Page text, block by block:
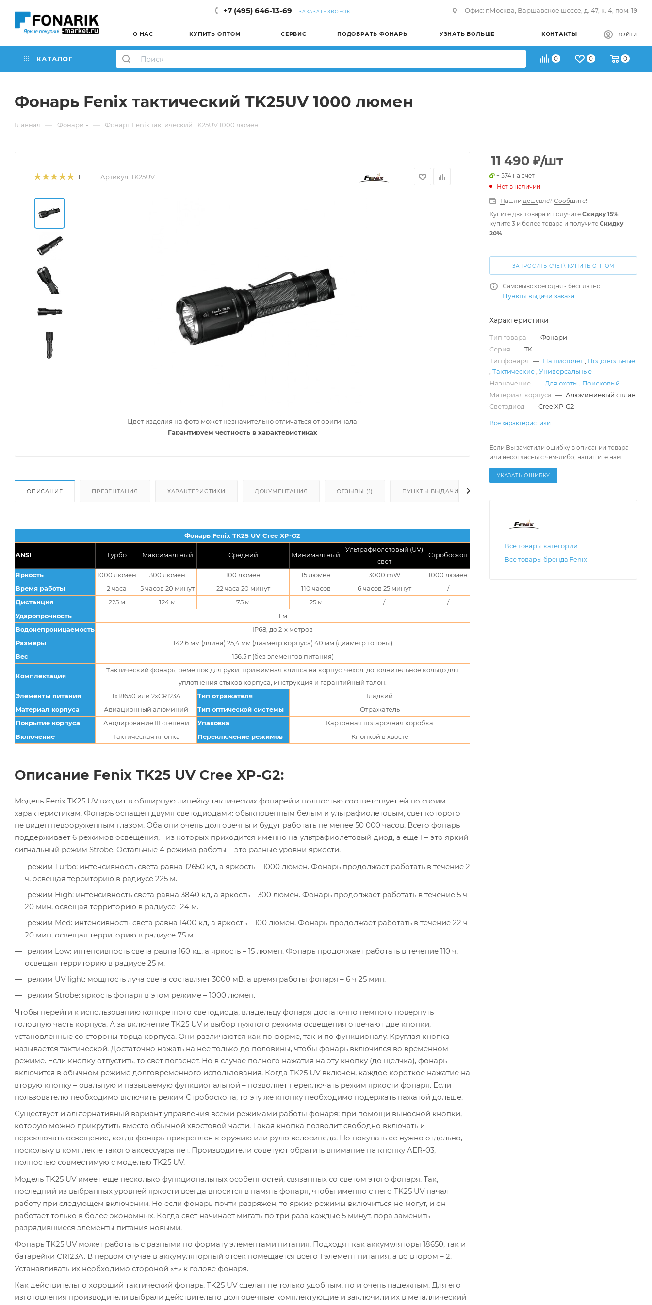
+7 (495) 646-13-69 ЗАКАЗАТЬ ЗВОНОК Офис: г.Москва, Варшавское шоссе, д. 47, к. 4, пом. 19
О НАС КУПИТЬ ОПТОМ СЕРВИС ПОДОБРАТЬ ФОНАРЬ УЗНАТЬ БОЛЬШЕ КОНТАКТЫ ВОЙТИ
КАТАЛОГ 0 0 0
Фонарь Fenix тактический TK25UV 1000 люмен
Главная — Фонари — Фонарь Fenix тактический TK25UV 1000 люмен
1 Артикул: TK25UV
Цвет изделия на фото может незначительно отличаться от оригинала
Гарантируем честность в характеристиках
ОПИСАНИЕ ПРЕЗЕНТАЦИЯ ХАРАКТЕРИСТИКИ ДОКУМЕНТАЦИЯ ОТЗЫВЫ (1) ПУНКТЫ ВЫДАЧИ ЗАКАЗА
Фонарь Fenix TK25 UV Cree XP-G2
ANSI Турбо Максимальный Средний Минимальный
Ультрафиолетовый (UV)
свет
Стробоскоп
Яркость 1000 люмен 300 люмен 100 люмен 15 люмен 3000 mW
1000 люмен
Время работы
2 часа 5 часов 20 минут 22 часа 20 минут 110 часов 6 часов 25 минут
/
Дистанция
225 м 124 м 75 м 25 м /
/
Ударопрочность
1 м
Водонепроницаемость
IP68, до 2-х метров
Размеры
142.6 мм (длина) 25,4 мм (диаметр корпуса) 40 мм (диаметр головы)
Вес
156.5 г (без элементов питания)
Комплектация
Тактический фонарь, ремешок для руки, прижимная клипса на корпус, чехол, дополнительное кольцо для
уплотнения стыков корпуса, инструкция и гарантийный талон.
Элементы питания
1x18650 или 2xCR123A Тип отражателя
Гладкий
Материал корпуса
Авиационный алюминий Тип оптической системы
Отражатель
Покрытие корпуса
Анодирование III степени Упаковка
Картонная подарочная коробка
Включение
Тактическая кнопка Переключение режимов Кнопкой в хвосте
Описание Fenix TK25 UV Cree XP-G2:
Модель Fenix TK25 UV входит в обширную линейку тактических фонарей и полностью соответствует ей по своим
характеристикам. Фонарь оснащен двумя светодиодами: обыкновенным белым и ультрафиолетовым, свет которого
не виден невооруженным глазом. Оба они очень долговечны и будут работать не менее 50 000 часов. Всего фонарь
поддерживает 6 режимов освещения, 1 из которых приходится именно на ультрафиолетовый диод, а еще 1 – это яркий
сигнальный режим Strobe. Остальные 4 режима работы – это разные уровни яркости.
режим Turbo: интенсивность света равна 12650 кд, а яркость – 1000 люмен. Фонарь продолжает работать в течение 2
ч, освещая территорию в радиусе 225 м.
режим High: интенсивность света равна 3840 кд, а яркость – 300 люмен. Фонарь продолжает работать в течение 5 ч
20 мин, освещая территорию в радиусе 124 м.
режим Med: интенсивность света равна 1400 кд, а яркость – 100 люмен. Фонарь продолжает работать в течение 22 ч
20 мин, освещая территорию в радиусе 75 м.
режим Low: интенсивность света равна 160 кд, а яркость – 15 люмен. Фонарь продолжает работать в течение 110 ч,
освещая территорию в радиусе 25 м.
режим UV light: мощность луча света составляет 3000 мВ, а время работы фонаря – 6 ч 25 мин.
режим Strobe: яркость фонаря в этом режиме – 1000 люмен.
Чтобы перейти к использованию конкретного светодиода, владельцу фонаря достаточно немного повернуть
головную часть корпуса. А за включение TK25 UV и выбор нужного режима освещения отвечают две кнопки,
установленные со стороны торца корпуса. Они различаются как по форме, так и по функционалу. Круглая кнопка
называется тактической. Достаточно нажать на нее только до половины, чтобы фонарь включился во временном
режиме. Если кнопку отпустить, то свет погаснет. Но в случае полного нажатия на эту кнопку (до щелчка), фонарь
включится в обычном режиме долговременного использования. Когда TK25 UV включен, каждое короткое нажатие на
вторую кнопку – овальную и называемую функциональной – позволяет переключать режим яркости фонаря. Если
пользователю необходимо включить режим Стробоскопа, то эту же кнопку необходимо подержать нажатой дольше.
Существует и альтернативный вариант управления всеми режимами работы фонаря: при помощи выносной кнопки,
которую можно прикрутить вместо обычной хвостовой части. Такая кнопка позволит свободно включать и
переключать освещение, когда фонарь прикреплен к оружию или рулю велосипеда. Но покупать ее нужно отдельно,
поскольку в комплекте такого аксессуара нет. Производители советуют обратить внимание на кнопку AER-03,
полностью совместимую с моделью TK25 UV.
Модель TK25 UV имеет еще несколько функциональных особенностей, связанных со светом этого фонаря. Так,
последний из выбранных уровней яркости всегда вносится в память фонаря, чтобы именно с него TK25 UV начал
работу при следующем включении. Но если фонарь почти разряжен, то яркие режимы включиться не могут, и он
работает только в более экономных. Когда свет начинает мигать по три раза каждые 5 минут, пора заменить
разрядившиеся элементы питания новыми.
Фонарь TK25 UV может работать с разными по формату элементами питания. Подходят как аккумуляторы 18650, так и
батарейки CR123A. В первом случае в аккумуляторный отсек помещается всего 1 элемент питания, а во втором – 2.
Устанавливать их необходимо стороной «+» к голове фонаря.
Как действительно хороший тактический фонарь, TK25 UV сделан не только удобным, но и очень надежным. Для его
изготовления производители выбрали действительно долговечные комплектующие и заключили их в металлический
11 490 ₽/шт
+ 574 на счет
Нет в наличии
Нашли дешевле? Сообщите!
Купите два товара и получите Скидку 15%
купите 3 и более товара и получите Скидку
20%
ЗАПРОСИТЬ СЧЁТ\ КУПИТЬ ОПТОМ
Самовывоз сегодня - бесплатно
Пункты выдачи заказа
Характеристики
Тип товара — Фонари
Серия — TK
Тип фонаря — На пистолет
Подствольные
Тактические Универсальные
Назначение — Для охоты
Поисковый
Материал корпуса — Алюминиевый сплав
Светодиод — Cree XP-G2
Все характеристики
Если Вы заметили ошибку в описании товара
или несогласны с чем-либо, напишите нам
УКАЗАТЬ ОШИБКУ
Все товары категории
Все товары бренда Fenix